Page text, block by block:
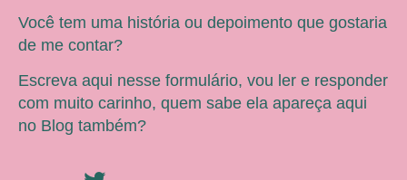
Você tem uma história ou depoimento que gostaria
de me contar?
Escreva aqui nesse formulário, vou ler e responder
com muito carinho, quem sabe ela apareça aqui
no Blog também?